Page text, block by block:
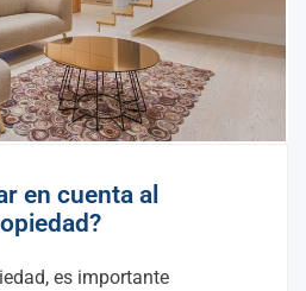
en cuenta al
es importante